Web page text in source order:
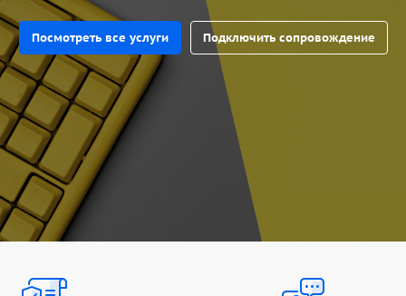
Посмотреть все услуги Подключить сопровождение